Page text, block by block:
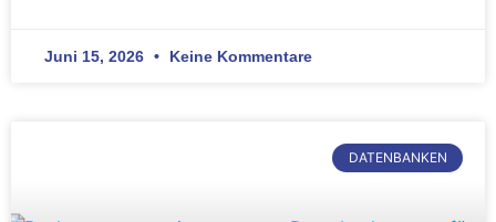
Juni 15, 2026 Keine Kommentare
DATENBANKEN